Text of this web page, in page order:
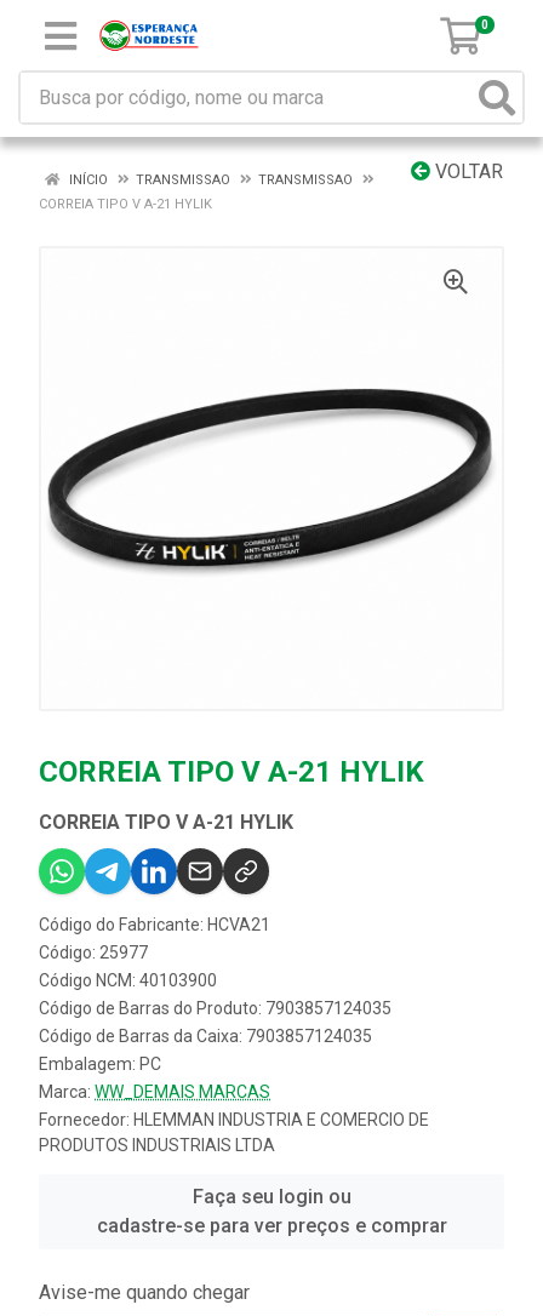
0
VOLTAR
INÍCIO TRANSMISSAO
TRANSMISSAO
CORREIA TIPO V A-21 HYLIK
CORREIA TIPO V A-21 HYLIK
CORREIA TIPO V A-21 HYLIK
Código do Fabricante: HCVA21
Código: 25977
Código NCM: 40103900
Código de Barras do Produto: 7903857124035
Código de Barras da Caixa: 7903857124035
Embalagem: PC
Marca: WW_DEMAIS MARCAS
Fornecedor: HLEMMAN INDUSTRIA E COMERCIO DE
PRODUTOS INDUSTRIAIS LTDA
Faça seu login ou
cadastre-se para ver preços e comprar
Avise-me quando chegar